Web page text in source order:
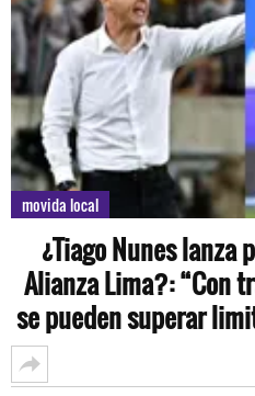
movida local
¿Tiago Nunes lanza
Alianza Lima?: “Con
se pueden superar